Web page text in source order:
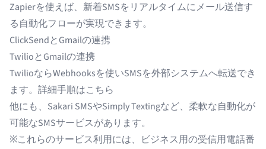
Zapierを使えば、新着SMSをリアルタイムにメール送信す
る自動化フローが実現できます。
ClickSendとGmailの連携
TwilioとGmailの連携
TwilioならWebhooksを使いSMSを外部システムへ転送でき
ます。 詳細手順はこちら
他にも、Sakari SMSやSimply Textingなど、柔軟な自動化が
可能なSMSサービスがあります。
※これらのサービス利用には、ビジネス用の受信用電話番